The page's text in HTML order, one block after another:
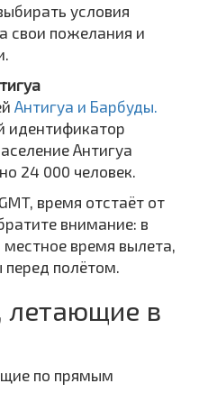
условия
свои пожелания и
Антигуа и Барбуды.
идентификатор
Антигуа
24 000 человек.
время отстаёт от
внимание: в
время вылета,
перед полётом.
летающие в
по прямым